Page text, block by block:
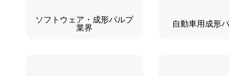
ソフトウェア・成形パルプ
業界
自動車用成形